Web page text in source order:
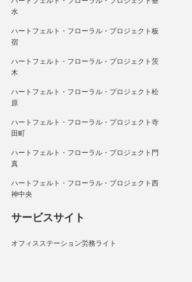
水
ハートフェルト・フローラル・プロジェクト板
宿
ハートフェルト・フローラル・プロジェクト茨
木
ハートフェルト・フローラル・プロジェクト松
原
ハートフェルト・フローラル・プロジェクト寺
田町
ハートフェルト・フローラル・プロジェクト門
真
ハートフェルト・フローラル・プロジェクト西
神中央
サービスサイト
オフィスステーション労務ライト